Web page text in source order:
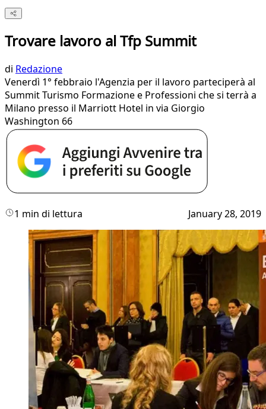
Trovare lavoro al Tfp Summit
di Redazione
Venerdì 1° febbraio l'Agenzia per il lavoro parteciperà al
Summit Turismo Formazione e Professioni che si terrà a
Milano presso il Marriott Hotel in via Giorgio
Washington 66
1 min di lettura January 28, 2019